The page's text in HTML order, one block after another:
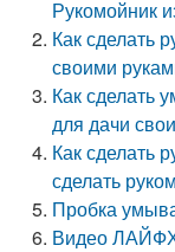
Рукомойник
Как сделать
своими
Как сделать
для дачи
Как сделать
сделать
Пробка
Видео